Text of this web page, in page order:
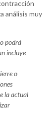
análisis muy
podrá
incluye
o
la actual